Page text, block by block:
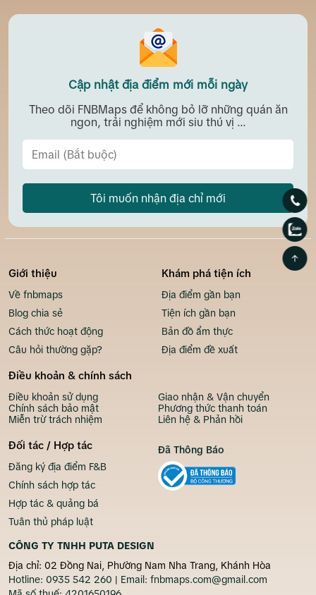
Cập nhật địa điểm mới mỗi ngày
Theo dõi FNBMaps để không bỏ lỡ những quán ăn
ngon, trải nghiệm mới siu thú vị ...
Tôi muốn nhận địa chỉ mới
Giới thiệu
Về fnbmaps
Blog chia sẻ
Cách thức hoạt động
Câu hỏi thường gặp?
Khám phá tiện ích
Địa điểm gần bạn
Tiện ích gần bạn
Bản đồ ẩm thực
Địa điểm đề xuất
Điều khoản & chính sách
Điều khoản sử dụng
Chính sách bảo mật
Miễn trừ trách nhiệm
Giao nhận & Vận chuyển
Phương thức thanh toán
Liên hệ & Phản hồi
Đối tác / Hợp tác
Đăng ký địa điểm F&B
Chính sách hợp tác
Hợp tác & quảng bá
Tuân thủ pháp luật
CÔNG TY TNHH PUTA DESIGN
Địa chỉ: 02 Đồng Nai, Phường Nam Nha Trang, Khánh Hòa
Hotline: 0935 542 260 | Email: fnbmaps.com@gmail.com
Đã Thông Báo